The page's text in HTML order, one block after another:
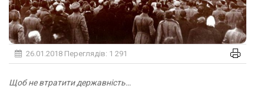
26.01.2018 Переглядів: 1 291
Щоб не втратити державність…